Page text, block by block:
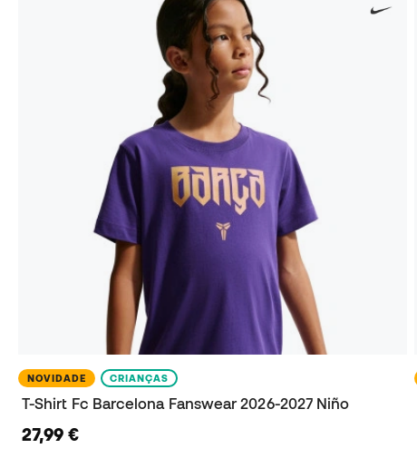
NOVIDADE CRIANÇAS
T-Shirt Fc Barcelona Fanswear 2026-2027 Niño
27,99 €